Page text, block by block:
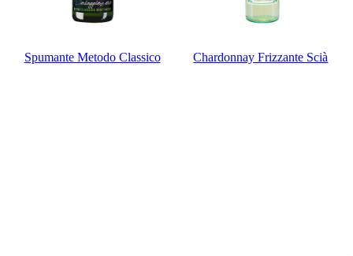
Spumante Metodo Classico Chardonnay Frizzante Scià